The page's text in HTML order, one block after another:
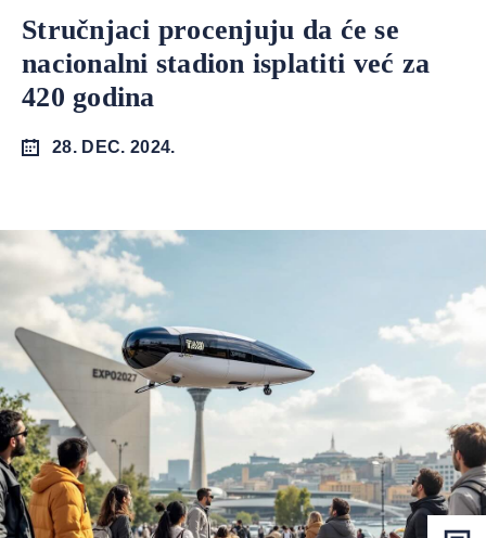
Stručnjaci procenjuju da će se
nacionalni stadion isplatiti već za
420 godina
28. DEC. 2024.